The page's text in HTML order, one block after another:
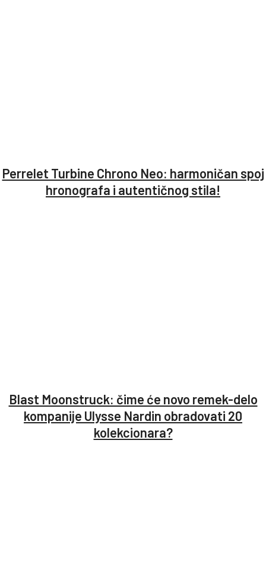
Perrelet Turbine Chrono Neo: harmoničan spoj
hronografa i autentičnog stila!
Blast Moonstruck: čime će novo remek-delo
kompanije Ulysse Nardin obradovati 20
kolekcionara?